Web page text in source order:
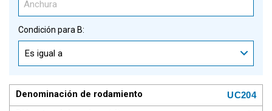
Condición para B:
Es igual a
UC204